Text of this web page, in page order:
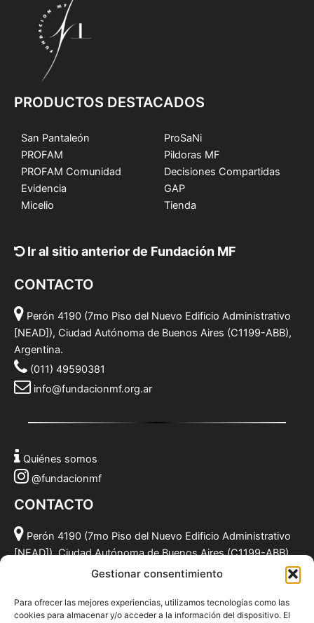
Gestionar consentimiento
Para ofrecer las mejores experiencias, utilizamos tecnologías como las
cookies para almacenar y/o acceder a la información del dispositivo. El
PRODUCTOS DESTACADOS
San Pantaleón
PROFAM
PROFAM Comunidad
Evidencia
Micelio
ProSaNi
Pildoras MF
Decisiones Compartidas
GAP
Tienda
Ir al sitio anterior de Fundación MF
CONTACTO
Perón 4190 (7mo Piso del Nuevo Edificio Administrativo
[NEAD]), Ciudad Autónoma de Buenos Aires (C1199-ABB),
Argentina.
(011) 49590381
info@fundacionmf.org.ar
Quiénes somos
@fundacionmf
CONTACTO
Perón 4190 (7mo Piso del Nuevo Edificio Administrativo
[NEAD]), Ciudad Autónoma de Buenos Aires (C1199-ABB),
info@fundacionmf.org.ar